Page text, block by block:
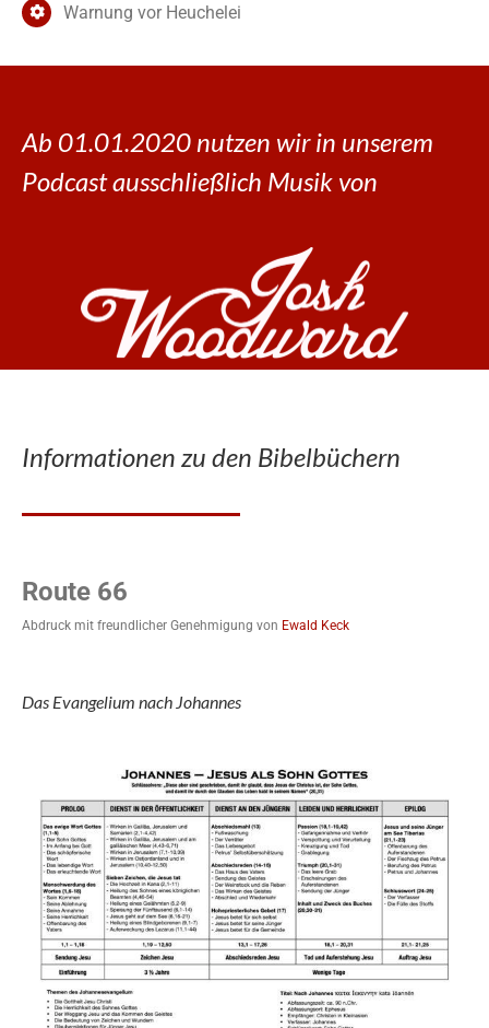
Warnung vor Heuchelei
Ab 01.01.2020 nutzen wir in unserem
Podcast ausschließlich Musik von
Informationen zu den Bibelbüchern
Route 66
Abdruck mit freundlicher Genehmigung von Ewald Keck
Das Evangelium nach Johannes